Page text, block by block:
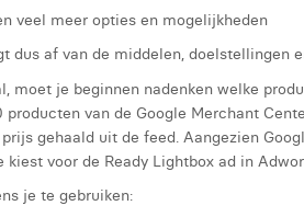
veel meer opties en mogelijkheden
dus af van de middelen, doelstellingen
moet je beginnen nadenken welke
producten van de Google Merchant
gehaald uit de feed. Aangezien
voor de Ready Lightbox ad in
je te gebruiken: